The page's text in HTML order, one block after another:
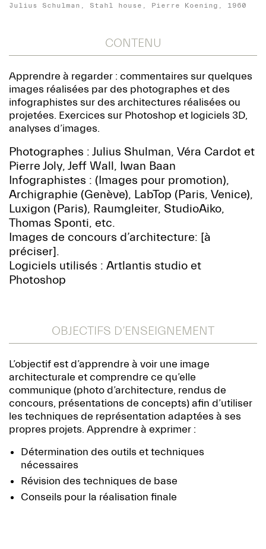
Julius Schulman, Stahl house, Pierre Koening, 1960
CONTENU
Apprendre à regarder : commentaires sur quelques
images réalisées par des photographes et des
infographistes sur des architectures réalisées ou
projetées. Exercices sur Photoshop et logiciels 3D,
analyses d’images.
Photographes : Julius Shulman, Véra Cardot et
Pierre Joly, Jeff Wall, Iwan Baan
Infographistes : (Images pour promotion),
Archigraphie (Genève), LabTop (Paris, Venice),
Luxigon (Paris), Raumgleiter, StudioAiko,
Thomas Sponti, etc.
Images de concours d’architecture: [à
préciser].
Logiciels utilisés : Artlantis studio et
Photoshop
OBJECTIFS D’ENSEIGNEMENT
L’objectif est d’apprendre à voir une image
architecturale et comprendre ce qu’elle
communique (photo d’architecture, rendus de
concours, présentations de concepts) afin d’utiliser
les techniques de représentation adaptées à ses
propres projets. Apprendre à exprimer :
Détermination des outils et techniques
nécessaires
Révision des techniques de base
Conseils pour la réalisation finale